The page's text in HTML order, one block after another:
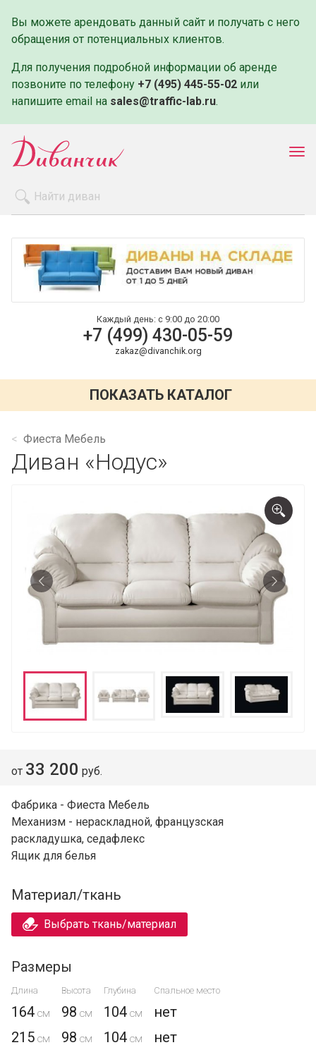
Вы можете арендовать данный сайт и получать с него
обращения от потенциальных клиентов.
Для получения подробной информации об аренде
позвоните по телефону +7 (495) 445-55-02 или
напишите email на sales@traffic-lab.ru.
Оплата и доставка
Контакты
Каждый день: с 9:00 до 20:00
+7 (499) 430-05-59
zakaz@divanchik.org
ПОКАЗАТЬ КАТАЛОГ
Фиеста Мебель
Диван «Нодус»
от 33 200 руб.
Фабрика - Фиеста Мебель
Механизм - нераскладной, французская
раскладушка, седафлекс
Ящик для белья
Материал/ткань
Выбрать ткань/материал
Размеры
Длина Высота Глубина Спальное место
164 98 104
нет
215
98 104 нет